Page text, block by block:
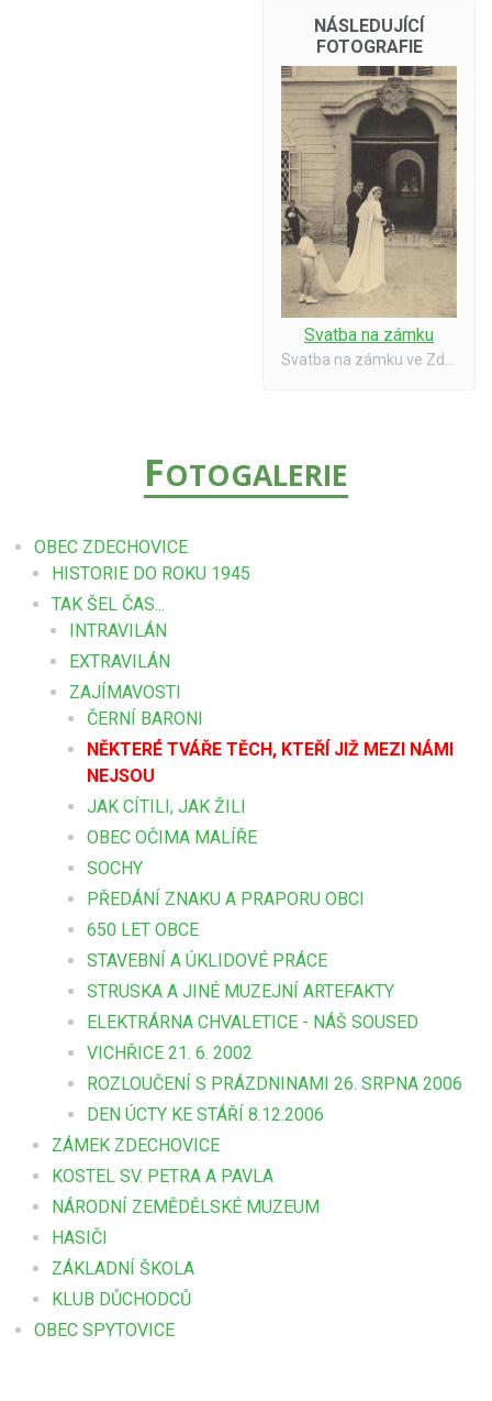
NÁSLEDUJÍCÍ
FOTOGRAFIE
Svatba na zámku
Svatba na zámku ve Zdechovicích. Mládenec je p. Jan Vampola.
FOTOGALERIE
OBEC ZDECHOVICE
HISTORIE DO ROKU 1945
TAK ŠEL ČAS...
INTRAVILÁN
EXTRAVILÁN
ZAJÍMAVOSTI
ČERNÍ BARONI
NĚKTERÉ TVÁŘE TĚCH, KTEŘÍ JIŽ MEZI NÁMI
NEJSOU
JAK CÍTILI, JAK ŽILI
OBEC OČIMA MALÍŘE
SOCHY
PŘEDÁNÍ ZNAKU A PRAPORU OBCI
650 LET OBCE
STAVEBNÍ A ÚKLIDOVÉ PRÁCE
STRUSKA A JINÉ MUZEJNÍ ARTEFAKTY
ELEKTRÁRNA CHVALETICE - NÁŠ SOUSED
VICHŘICE 21. 6. 2002
ROZLOUČENÍ S PRÁZDNINAMI 26. SRPNA 2006
DEN ÚCTY KE STÁŘÍ 8.12.2006
ZÁMEK ZDECHOVICE
KOSTEL SV. PETRA A PAVLA
NÁRODNÍ ZEMĚDĚLSKÉ MUZEUM
HASIČI
ZÁKLADNÍ ŠKOLA
KLUB DŮCHODCŮ
OBEC SPYTOVICE